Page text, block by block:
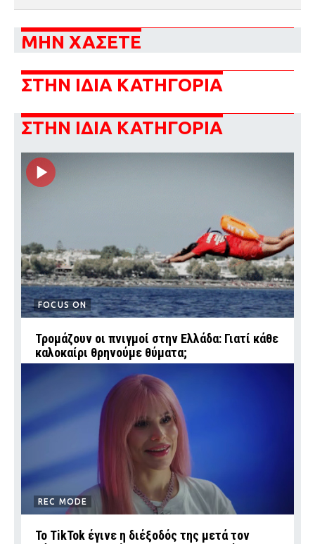
ΜΗΝ ΧΑΣΕΤΕ
ΣΤΗΝ ΙΔΙΑ ΚΑΤΗΓΟΡΙΑ
ΣΤΗΝ ΙΔΙΑ ΚΑΤΗΓΟΡΙΑ
FOCUS ON
Τρομάζουν οι πνιγμοί στην Ελλάδα: Γιατί κάθε
καλοκαίρι θρηνούμε θύματα;
REC MODE
Το TikTok έγινε η διέξοδός της μετά τον